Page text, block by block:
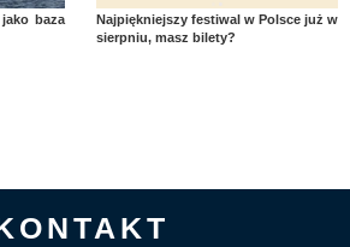
baza
Najpiękniejszy festiwal w Polsce już w
sierpniu, masz bilety?